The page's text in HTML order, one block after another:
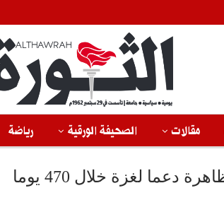
مقالات الصحيفة الورقية رياضة